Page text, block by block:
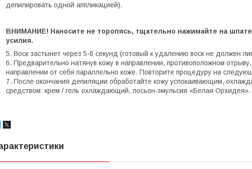
депилировать одной аппликацией).
ВНИМАНИЕ! Наносите не торопясь, тщательно нажимайте на
усилия.
Воск застынет через 5-6 секунд (готовый к удалению воск не должен
Предварительно натянув кожу в направлении, противоположном
направлении от себя параллельно коже. Повторите процедуру на
После окончания депиляции обработайте кожу успокаивающим,
средством: крем / гель охлаждающий, лосьон-эмульсия «Белая Орхидея».